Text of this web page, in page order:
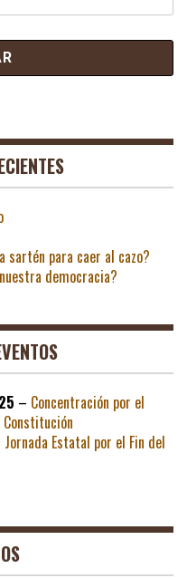
sartén para caer al cazo?
democracia?
– Concentración por el
Jornada Estatal por el Fin del